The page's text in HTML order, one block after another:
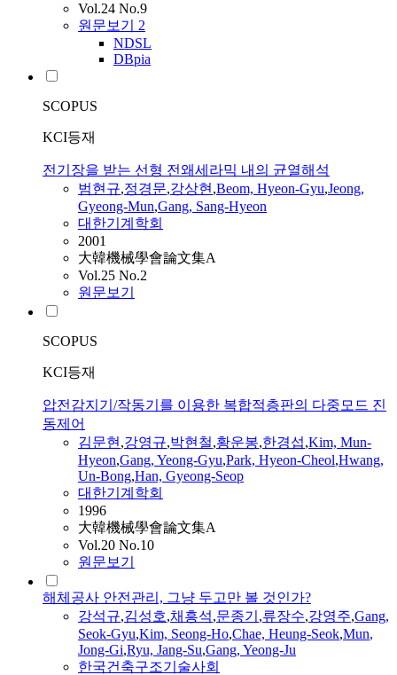
Vol.24 No.9
원문보기 2
NDSL
DBpia
SCOPUS
KCI등재
전기장을 받는 선형 전왜세라믹 내의 균열해석
범현규,정경문,강상현,Beom, Hyeon-Gyu,Jeong,
Gyeong-Mun,Gang, Sang-Hyeon
대한기계학회
2001
大韓機械學會論文集A
Vol.25 No.2
원문보기
SCOPUS
KCI등재
압전감지기/작동기를 이용한 복합적층판의 다중모드 진
동제어
김문현,강영규,박현철,황운봉,한경섭,Kim, Mun-
Hyeon,Gang, Yeong-Gyu,Park, Hyeon-Cheol,Hwang,
Un-Bong,Han, Gyeong-Seop
대한기계학회
1996
大韓機械學會論文集A
Vol.20 No.10
원문보기
해체공사 안전관리, 그냥 두고만 볼 것인가?
강석규,김성호,채흥석,문종기 ,류장수,강영주,Gang,
Seok-Gyu,Kim, Seong-Ho,Chae, Heung-Seok,Mun,
Jong-Gi,Ryu, Jang-Su,Gang, Yeong-Ju
한국건축구조기술사회